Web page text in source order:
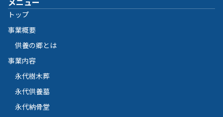
メニュー
トップ
事業概要
供養の郷とは
事業内容
永代樹木葬
永代供養墓
永代納骨堂